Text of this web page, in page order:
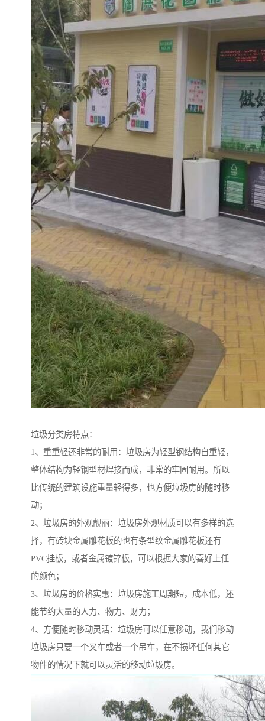
垃圾分类房特点：
1、重重轻还非常的耐用：垃圾房为轻型钢结构自重轻，
整体结构为轻钢型材焊接而成，非常的牢固耐用。所以
比传统的建筑设施重量轻得多，也方便垃圾房的随时移
动；
2、垃圾房的外观靓丽：垃圾房外观材质可以有多样的选
择，有砖块金属雕花板的也有条型纹金属雕花板还有
PVC挂板，或者金属镀锌板，可以根据大家的喜好上任
的颜色；
3、垃圾房的价格实惠：垃圾房施工周期短，成本低，还
能节约大量的人力、物力、财力；
4、方便随时移动灵活：垃圾房可以任意移动，我们移动
垃圾房只要一个叉车或者一个吊车，在不损坏任何其它
物件的情况下就可以灵活的移动垃圾房。